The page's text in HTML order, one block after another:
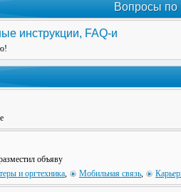
Вопросы по
инструкции, FAQ-и
объяву
и оргтехника, Мобильная связь,